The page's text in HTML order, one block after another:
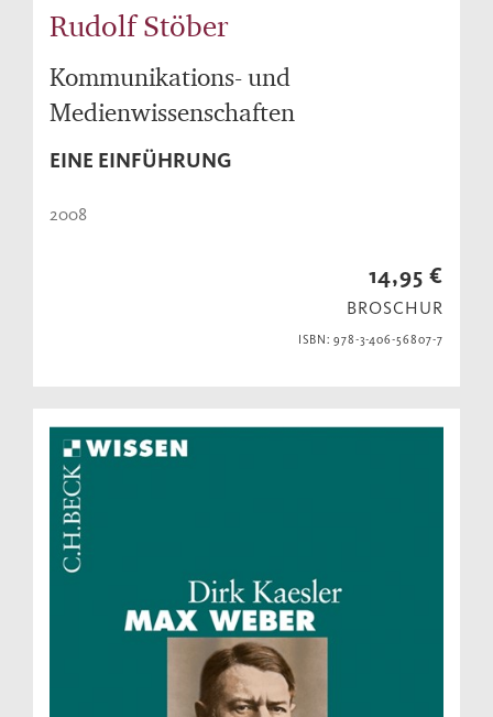
Rudolf Stöber
Kommunikations- und
Medienwissenschaften
EINE EINFÜHRUNG
2008
14,95 €
BROSCHUR
ISBN: 978-3-406-56807-7